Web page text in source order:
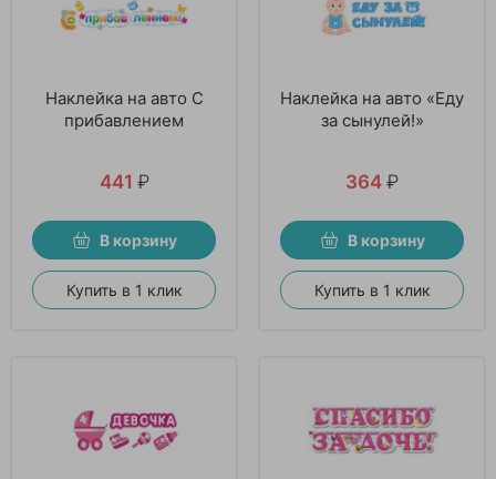
Наклейка на авто С
прибавлением
441 ₽
В корзину
Купить в 1 клик
Наклейка на авто «Еду
за сынулей!»
364 ₽
В корзину
Купить в 1 клик